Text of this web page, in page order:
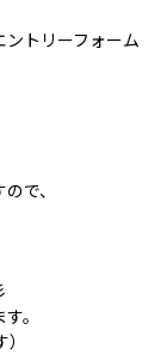
トリーフォーム
で、
。